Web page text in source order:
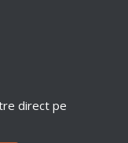
direct pe